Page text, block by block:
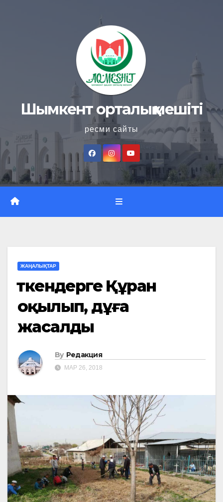
Шымкент орталық мешіті
ресми сайты
ЖАҢАЛЫҚТАР
Өткендерге Құран
оқылып, дұға
жасалды
By Редакция
МАР 26, 2018